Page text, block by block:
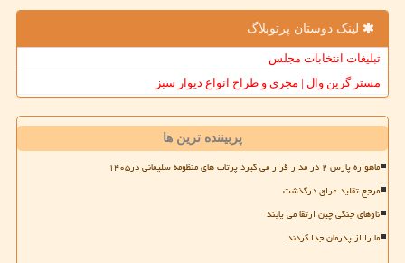
لینک دوستان پرتوبلاگ
تبلیغات انتخابات مجلس
مستر گرین وال | مجری و طراح انواع دیوار سبز
پربیننده ترین ها
ماهواره پارس ۲ در مدار قرار می گیرد پرتاب های منظومه سلیمانی در۱۴۰۵
مرجع تقلید عراق درگذشت
ناوهای جنگی چین ارتقا می یابند
ما را از پدرمان جدا کردند